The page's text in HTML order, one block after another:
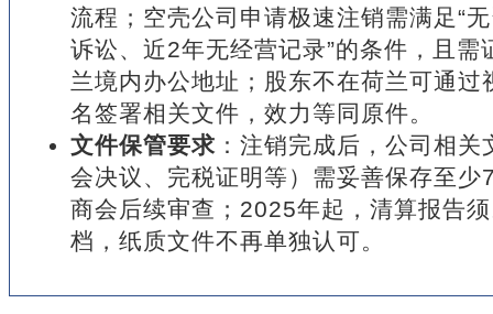
流程；空壳公司申请极速注销需满足“
诉讼、近2年无经营记录”的条件，且需
兰境内办公地址；股东不在荷兰可通过
名签署相关文件，效力等同原件。
文件保管要求 ：注销完成后，公司相
会决议、完税证明等）需妥善保存至少
商会后续审查；2025年起，清算报告
档，纸质文件不再单独认可。